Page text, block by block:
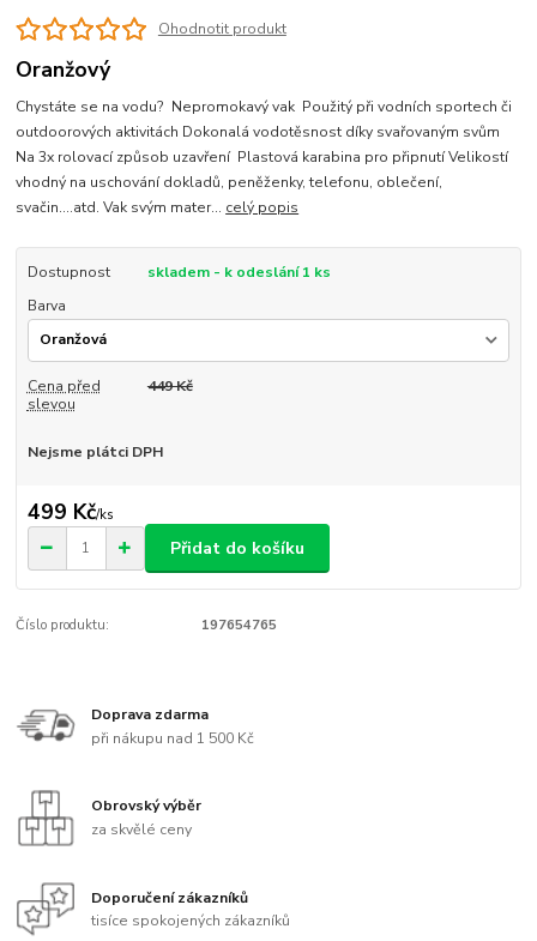
Ohodnotit produkt
Oranžový
Chystáte se na vodu? Nepromokavý vak Použitý při vodních sportech či
outdoorových aktivitách Dokonalá vodotěsnost díky svařovaným svům
Na 3x rolovací způsob uzavření Plastová karabina pro připnutí Velikostí
vhodný na uschování dokladů, peněženky, telefonu, oblečení,
svačin....atd. Vak svým mater... celý popis
Dostupnost
skladem - k odeslání 1 ks
Barva
Cena před
slevou
449 Kč
Nejsme plátci DPH
499 Kč/ks
Přidat do košíku
Číslo produktu: 197654765
Doprava zdarma
při nákupu nad 1 500 Kč
Obrovský výběr
za skvělé ceny
Doporučení zákazníků
tisíce spokojených zákazníků